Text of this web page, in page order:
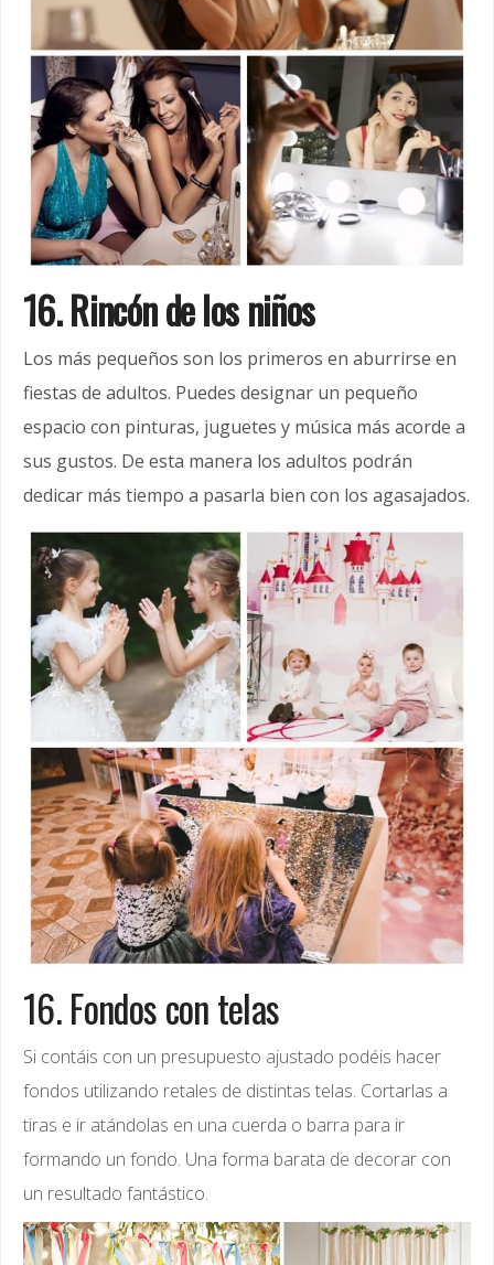
16. Rincón de los niños
Los más pequeños son los primeros en aburrirse en
fiestas de adultos. Puedes designar un pequeño
espacio con pinturas, juguetes y música más acorde a
sus gustos. De esta manera los adultos podrán
dedicar más tiempo a pasarla bien con los agasajados.
16. Fondos con telas
Si contáis con un presupuesto ajustado podéis hacer
fondos utilizando retales de distintas telas. Cortarlas a
tiras e ir atándolas en una cuerda o barra para ir
formando un fondo. Una forma barata de decorar con
un resultado fantástico.